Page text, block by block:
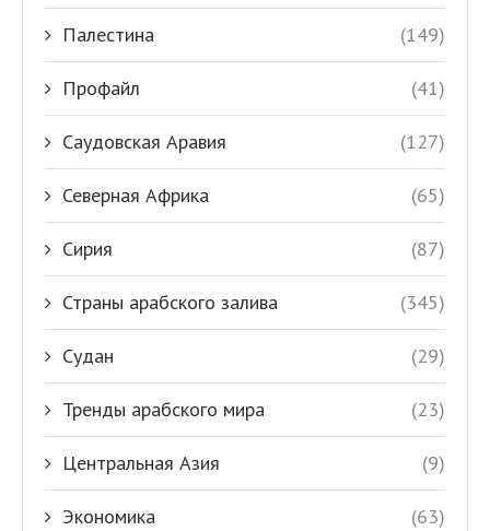
Палестина (149)
Профайл (41)
Саудовская Аравия (127)
Северная Африка (65)
Сирия (87)
Страны арабского залива (345)
Судан (29)
Тренды арабского мира (23)
Центральная Азия (9)
Экономика (63)